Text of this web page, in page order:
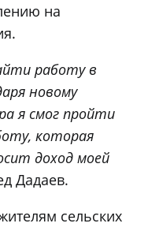
на
работу в
новому
я смог пройти
которая
доход моей
Дадаев.
сельских